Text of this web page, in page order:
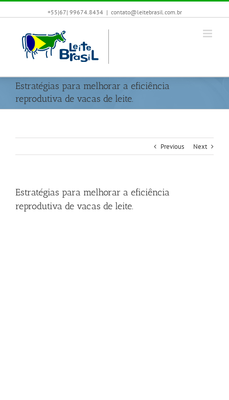
+55|67| 99674.8434 | contato@leitebrasil.com.br
Estratégias para melhorar a eficiência
reprodutiva de vacas de leite.
Previous Next
Estratégias para melhorar a eficiência
reprodutiva de vacas de leite.